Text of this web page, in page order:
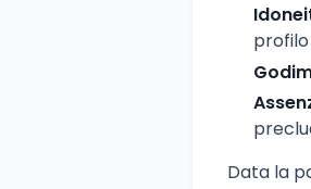
profilo
Data la